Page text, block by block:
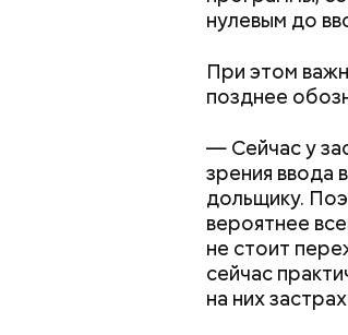
нулевым до
При этом
позднее
— Сейчас у
зрения ввода
дольщику.
вероятнее
не стоит
сейчас
на них
рядом с
накапливать
— Первые
ездили
отдых.
Приседания, планка, выпады:
топ лучших и эффективных
упражнений для разминки
ПО